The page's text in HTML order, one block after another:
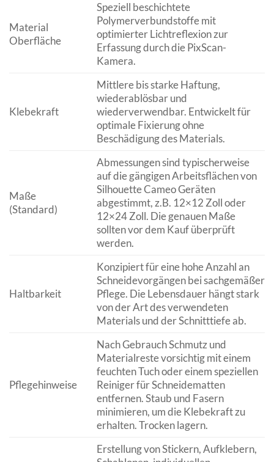
Material
Oberfläche
Speziell beschichtete
Polymerverbundstoffe mit
optimierter Lichtreflexion zur
Erfassung durch die PixScan-
Kamera.
Klebekraft
Mittlere bis starke Haftung,
wiederablösbar und
wiederverwendbar. Entwickelt für
optimale Fixierung ohne
Beschädigung des Materials.
Maße
(Standard)
Abmessungen sind typischerweise
auf die gängigen Arbeitsflächen von
Silhouette Cameo Geräten
abgestimmt, z.B. 12×12 Zoll oder
12×24 Zoll. Die genauen Maße
sollten vor dem Kauf überprüft
werden.
Haltbarkeit
Konzipiert für eine hohe Anzahl an
Schneidevorgängen bei sachgemäßer
Pflege. Die Lebensdauer hängt stark
von der Art des verwendeten
Materials und der Schnitttiefe ab.
Pflegehinweise
Nach Gebrauch Schmutz und
Materialreste vorsichtig mit einem
feuchten Tuch oder einem speziellen
Reiniger für Schneidematten
entfernen. Staub und Fasern
minimieren, um die Klebekraft zu
erhalten. Trocken lagern.
Erstellung von Stickern, Aufklebern,